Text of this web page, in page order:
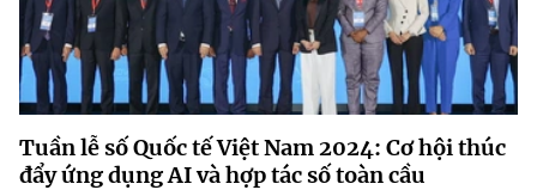
Tin địa phương
Sở hữu trí tuệ
Tiêu chuẩn, đo lường, chất lượng
Năng lượng nguyên tử
Ảnh
Voice
Nhiệm vụ trọng tâm
Tuần lễ số Quốc tế Việt Nam 2024: Cơ hội thúc
đẩy ứng dụng AI và hợp tác số toàn cầu